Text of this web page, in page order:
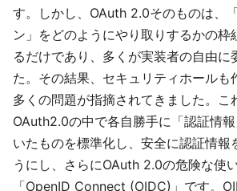
す。しかし、OAuth 2.0そのものは、
ン」をどのようにやり取りするかの枠
るだけであり、多くが実装者の自由に
た。その結果、セキュリティホールも
多くの問題が指摘されてきました。こ
OAuth2.0の中で各自勝手に「認証情
いたものを標準化し、安全に認証情報
うにし、さらにOAuth 2.0の危険な使
「OpenID Connect (OIDC)」です。